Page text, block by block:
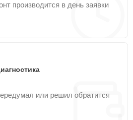
производится в день заявки
или решил обратится